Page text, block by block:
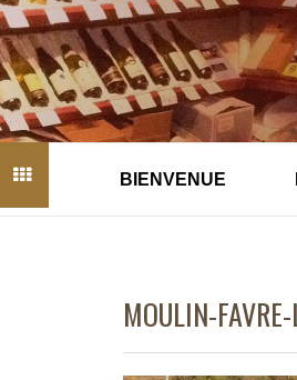
BIENVENUE
MOULIN-